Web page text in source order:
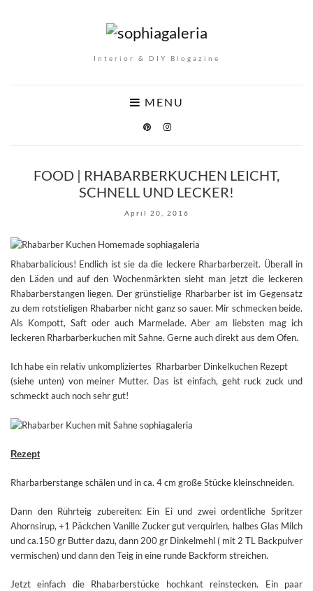
Interior & DIY Blogazine
MENU
FOOD | RHABARBERKUCHEN LEICHT,
SCHNELL UND LECKER!
April 20, 2016
Rhabarbalicious! Endlich ist sie da die leckere Rharbarberzeit. Überall in
den Läden und auf den Wochenmärkten sieht man jetzt die leckeren
Rhabarberstangen liegen. Der grünstielige Rharbarber ist im Gegensatz
zu dem rotstieligen Rhabarber nicht ganz so sauer. Mir schmecken beide.
Als Kompott, Saft oder auch Marmelade. Aber am liebsten mag ich
leckeren Rharbarberkuchen mit Sahne. Gerne auch direkt aus dem Ofen.
Ich habe ein relativ unkompliziertes Rharbarber Dinkelkuchen Rezept
(siehe unten) von meiner Mutter. Das ist einfach, geht ruck zuck und
schmeckt auch noch sehr gut!
Rezept
Rharbarberstange schälen und in ca. 4 cm große Stücke kleinschneiden.
Dann den Rührteig zubereiten: Ein Ei und zwei ordentliche Spritzer
Ahornsirup, +1 Päckchen Vanille Zucker gut verquirlen, halbes Glas Milch
und ca.150 gr Butter dazu, dann 200 gr Dinkelmehl ( mit 2 TL Backpulver
vermischen) und dann den Teig in eine runde Backform streichen.
Jetzt einfach die Rhabarberstücke hochkant reinstecken. Ein paar